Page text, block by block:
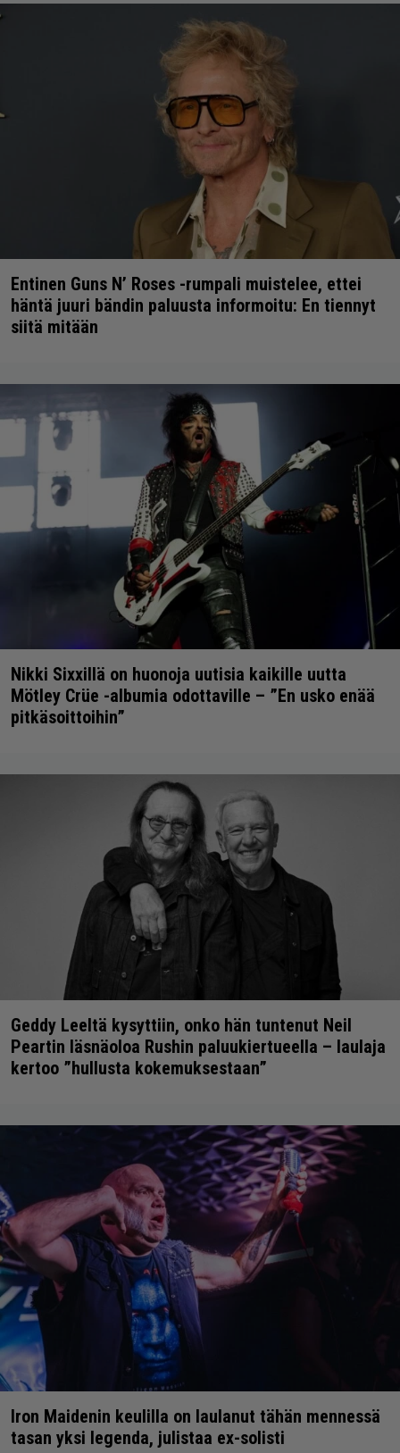
Entinen Guns N’ Roses -rumpali muistelee, ettei
häntä juuri bändin paluusta informoitu: En tiennyt
siitä mitään
Nikki Sixxillä on huonoja uutisia kaikille uutta
Mötley Crüe -albumia odottaville – ”En usko enää
pitkäsoittoihin”
Geddy Leeltä kysyttiin, onko hän tuntenut Neil
Peartin läsnäoloa Rushin paluukiertueella – laulaja
kertoo ”hullusta kokemuksestaan”
Iron Maidenin keulilla on laulanut tähän mennessä
tasan yksi legenda, julistaa ex-solisti